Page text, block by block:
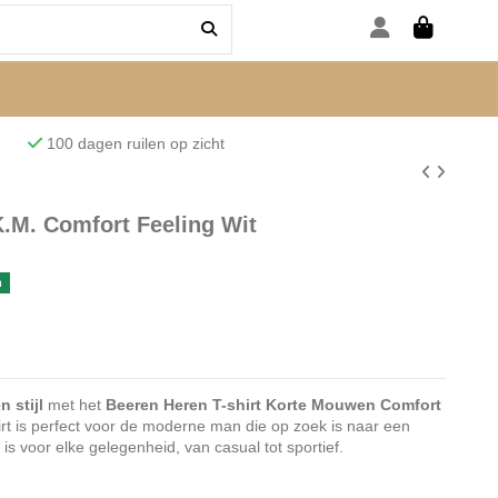
100 dagen ruilen op zicht
Comfort Feeling Wit
stijl met het Beeren Heren T-shirt Korte Mouwen Comfort
is perfect voor de moderne man die op zoek is naar een
voor elke gelegenheid, van casual tot sportief.